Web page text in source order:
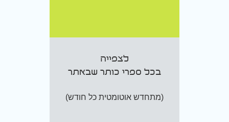
לצפייה
בכל ספרי כותר שבאתר
(מתחדש אוטומטית כל חודש)